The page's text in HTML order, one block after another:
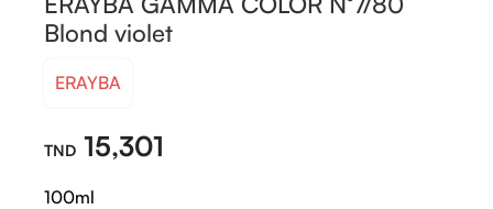
Blond violet
ERAYBA
15,301
100ml